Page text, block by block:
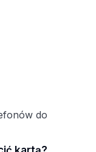
do